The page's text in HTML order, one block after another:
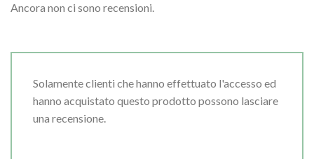
Ancora non ci sono recensioni.
Solamente clienti che hanno effettuato l'accesso ed
hanno acquistato questo prodotto possono lasciare
una recensione.